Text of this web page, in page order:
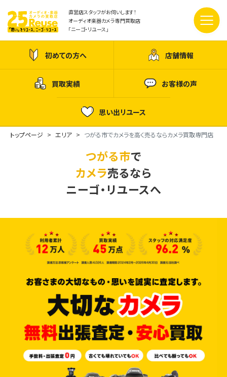
直営店スタッフがお伺いします！
オーディオ楽器カメラ専門買取店
「ニーゴ・リユース」
初めての方へ 店舗情報
買取実績 お客様の声
思い出リユース
トップページ エリア つがる市でカメラを高く売るならカメラ買取専門店
つがる市で
カメラ売るなら
ニーゴ・リユースへ